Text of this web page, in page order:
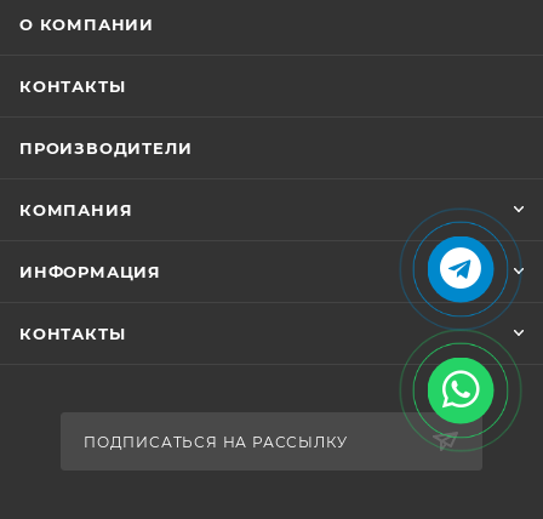
О КОМПАНИИ
КОНТАКТЫ
ПРОИЗВОДИТЕЛИ
КОМПАНИЯ
ИНФОРМАЦИЯ
КОНТАКТЫ
ПОДПИСАТЬСЯ НА РАССЫЛКУ